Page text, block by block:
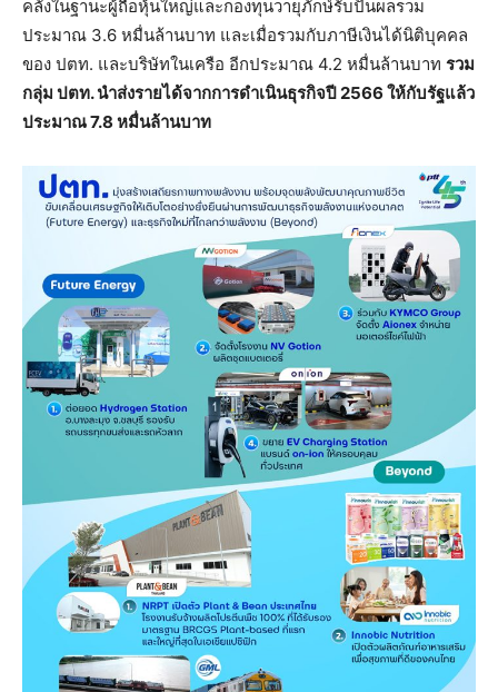
คลังในฐานะผู้ถือหุ้นใหญ่และกองทุนวายุภักษ์รับปันผลรวม
ประมาณ 3.6 หมื่นล้านบาท และเมื่อรวมกับภาษีเงินได้นิติบุคคล
ของ ปตท. และบริษัทในเครือ อีกประมาณ 4.2 หมื่นล้านบาท รวม
กลุ่ม ปตท. นำส่งรายได้จากการดำเนินธุรกิจปี 2566 ให้กับรัฐแล้ว
ประมาณ 7.8 หมื่นล้านบาท